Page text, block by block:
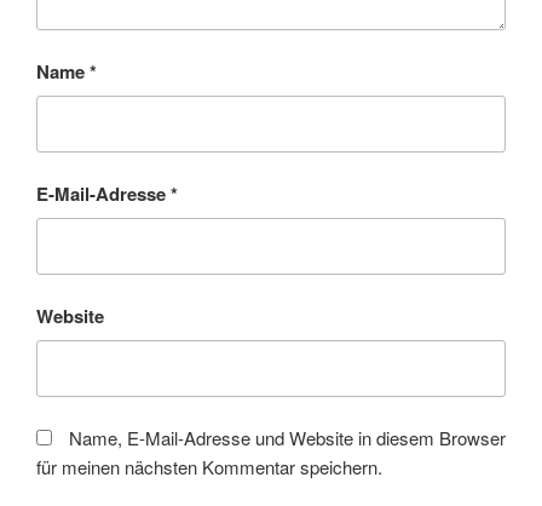
Name*
E-Mail-Adresse*
Website
Name, E-Mail-Adresse und Website in diesem Browser
für meinen nächsten Kommentar speichern.